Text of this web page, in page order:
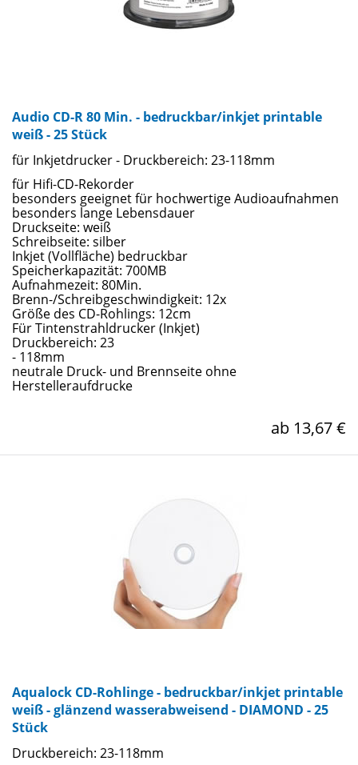
Audio CD-R 80 Min. - bedruckbar/inkjet printable
weiß - 25 Stück
für Inkjetdrucker - Druckbereich: 23-118mm
für Hifi-CD-Rekorder
besonders geeignet für hochwertige Audioaufnahmen
besonders lange Lebensdauer
Druckseite: weiß
Schreibseite: silber
Inkjet (Vollfläche) bedruckbar
Speicherkapazität: 700MB
Aufnahmezeit: 80Min.
Brenn-/Schreibgeschwindigkeit: 12x
Größe des CD-Rohlings: 12cm
Für Tintenstrahldrucker (Inkjet)
Druckbereich: 23
- 118mm
neutrale Druck- und Brennseite ohne
Herstelleraufdrucke
ab 13,67 €
Aqualock CD-Rohlinge - bedruckbar/inkjet printable
weiß - glänzend wasserabweisend - DIAMOND - 25
Stück
Druckbereich: 23-118mm